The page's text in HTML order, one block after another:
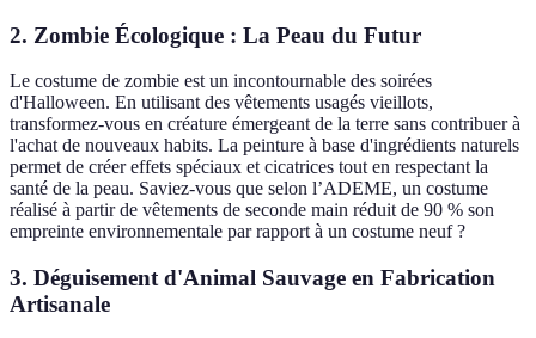
2. Zombie Écologique : La Peau du Futur
Le costume de zombie est un incontournable des soirées
d'Halloween. En utilisant des vêtements usagés vieillots,
transformez-vous en créature émergeant de la terre sans contribuer à
l'achat de nouveaux habits. La peinture à base d'ingrédients naturels
permet de créer effets spéciaux et cicatrices tout en respectant la
santé de la peau. Saviez-vous que selon l’ADEME, un costume
réalisé à partir de vêtements de seconde main réduit de 90 % son
empreinte environnementale par rapport à un costume neuf ?
3. Déguisement d'Animal Sauvage en Fabrication
Artisanale